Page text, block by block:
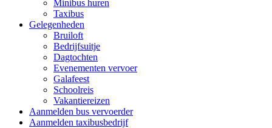
Minibus huren
Taxibus
Gelegenheden
Bruiloft
Bedrijfsuitje
Dagtochten
Evenementen vervoer
Galafeest
Schoolreis
Vakantiereizen
Aanmelden bus vervoerder
Aanmelden taxibusbedrijf